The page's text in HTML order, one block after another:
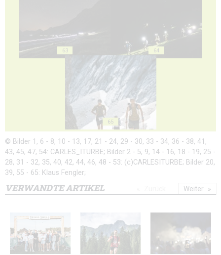
63 64
65
© Bilder 1, 6 - 8, 10 - 13, 17, 21 - 24, 29 - 30, 33 - 34, 36 - 38, 41,
43, 45, 47, 54: CARLES_ITURBE; Bilder 2 - 5, 9, 14 - 16, 18 - 19, 25 -
28, 31 - 32, 35, 40, 42, 44, 46, 48 - 53: (c)CARLESITURBE; Bilder 20,
39, 55 - 65: Klaus Fengler;
VERWANDTE ARTIKEL Weiter